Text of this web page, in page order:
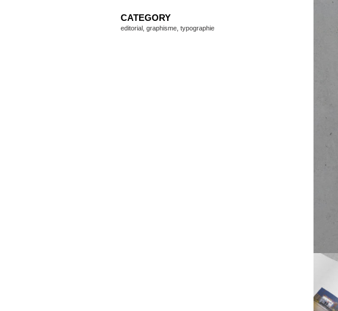
CATEGORY
editorial graphisme typographie